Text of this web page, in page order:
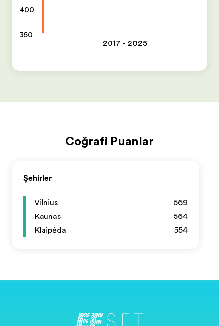
400
350
2017 - 2025
Coğrafi Puanlar
Şehirler
Vilnius
569
Kaunas
564
Klaipėda
554